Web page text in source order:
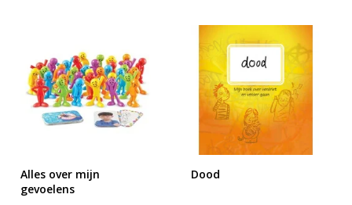
Alles over mijn
gevoelens
Dood